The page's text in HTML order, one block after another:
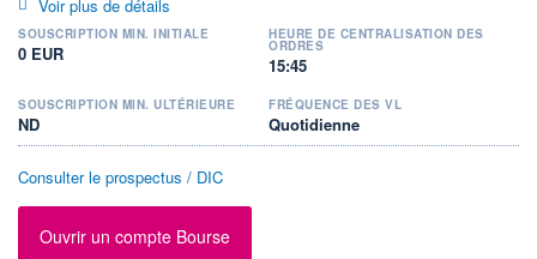
Voir plus de détails
SOUSCRIPTION MIN. INITIALE
0 EUR
HEURE DE CENTRALISATION DES
ORDRES
15:45
SOUSCRIPTION MIN. ULTÉRIEURE
ND
FRÉQUENCE DES VL
Quotidienne
Consulter le prospectus / DIC
Ouvrir un compte Bourse